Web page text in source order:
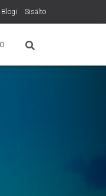
Blogi Sisältö